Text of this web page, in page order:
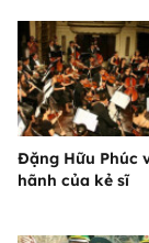
Đặng Hữu Phúc
hãnh của kẻ sĩ